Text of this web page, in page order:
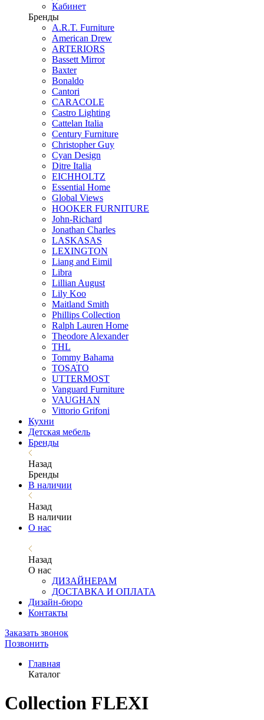
Кабинет
Бренды
A.R.T. Furniture
American Drew
ARTERIORS
Bassett Mirror
Baxter
Bonaldo
Cantori
CARACOLE
Castro Lighting
Cattelan Italia
Century Furniture
Christopher Guy
Cyan Design
Ditre Italia
EICHHOLTZ
Essential Home
Global Views
HOOKER FURNITURE
John-Richard
Jonathan Charles
LASKASAS
LEXINGTON
Liang and Eimil
Libra
Lillian August
Lily Koo
Maitland Smith
Phillips Collection
Ralph Lauren Home
Theodore Alexander
THL
Tommy Bahama
TOSATO
UTTERMOST
Vanguard Furniture
VAUGHAN
Vittorio Grifoni
Кухни
Детская мебель
Бренды
Назад
Бренды
В наличии
Назад
В наличии
О нас
Назад
О нас
ДИЗАЙНЕРАМ
ДОСТАВКА И ОПЛАТА
Дизайн-бюро
Контакты
Заказать звонок
Позвонить
Главная
Каталог
Collection FLEXI